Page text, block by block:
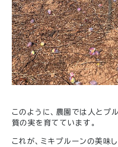
このように、農園では人とプ
質の実を育てています。
これが、ミキプルーンの美味